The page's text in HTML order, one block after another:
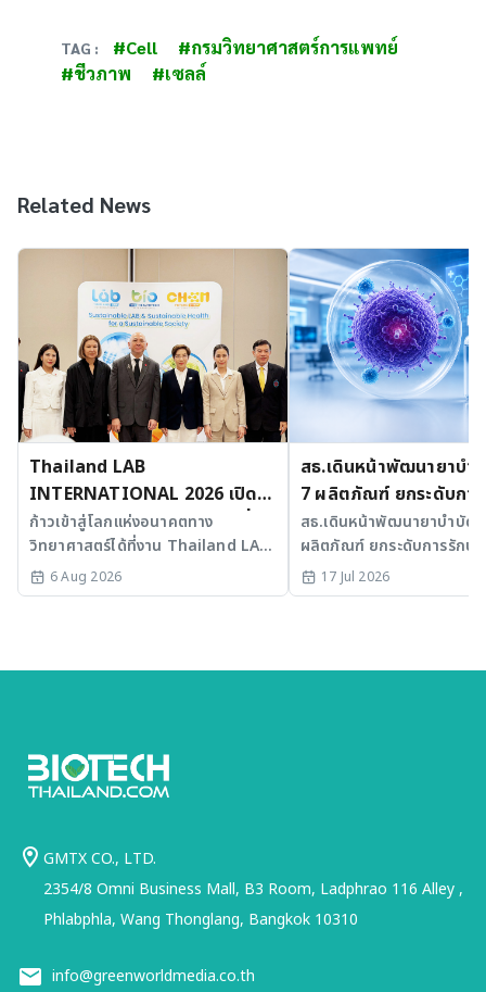
TAG : #Cell
#กรมวิทยาศาสตร์การแพทย์
#ชีวภาพ
#เซลล์
Related News
Thailand LAB
INTERNATIONAL 2026 เปิด
เวที AI รวม 3 งานใหญ่ ขับเคลื่อน
ไทยสู่ศูนย์กลางนวัตกรรมอาเซียน
ก้าวเข้าสู่โลกแห่งอนาคตทาง
วิทยาศาสตร์ได้ที่งาน Thailand LAB
INTERNATIONAL 2026
6 Aug 2026
สธ.เดินหน้าพัฒนายาบำ
7 ผลิตภัณฑ์ ยกระดับกา
มะเร็งและ SLE
สธ.เดินหน้าพัฒนายาบำบัด
ผลิตภัณฑ์ ยกระดับการรักษา
SLE พร้อมเร่ง Medical AI
ประเทศไทย
17 Jul 2026
GMTX CO., LTD.
2354/8 Omni Business Mall, B3 Room, Ladphrao 116 Alley ,
Phlabphla, Wang Thonglang, Bangkok 10310
info@greenworldmedia.co.th